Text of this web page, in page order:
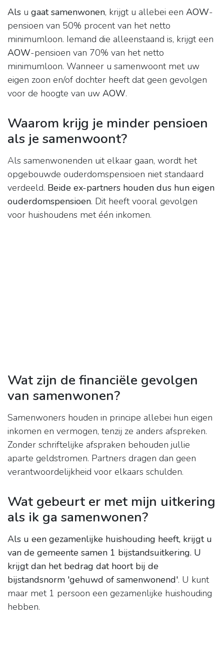
Als u gaat samenwonen, krijgt u allebei een AOW-
pensioen van 50% procent van het netto
minimumloon. Iemand die alleenstaand is, krijgt een
AOW-pensioen van 70% van het netto
minimumloon. Wanneer u samenwoont met uw
eigen zoon en/of dochter heeft dat geen gevolgen
voor de hoogte van uw AOW.
Waarom krijg je minder pensioen
als je samenwoont?
Als samenwonenden uit elkaar gaan, wordt het
opgebouwde ouderdomspensioen niet standaard
verdeeld. Beide ex-partners houden dus hun eigen
ouderdomspensioen. Dit heeft vooral gevolgen
voor huishoudens met één inkomen.
Wat zijn de financiële gevolgen
van samenwonen?
Samenwoners houden in principe allebei hun eigen
inkomen en vermogen, tenzij ze anders afspreken.
Zonder schriftelijke afspraken behouden jullie
aparte geldstromen. Partners dragen dan geen
verantwoordelijkheid voor elkaars schulden.
Wat gebeurt er met mijn uitkering
als ik ga samenwonen?
Als u een gezamenlijke huishouding heeft, krijgt u
van de gemeente samen 1 bijstandsuitkering. U
krijgt dan het bedrag dat hoort bij de
bijstandsnorm 'gehuwd of samenwonend'. U kunt
maar met 1 persoon een gezamenlijke huishouding
hebben.